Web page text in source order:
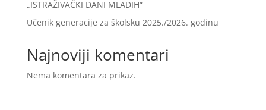
„ISTRAŽIVAČKI DANI MLADIH“
Učenik generacije za školsku 2025./2026. godinu
Najnoviji komentari
Nema komentara za prikaz.